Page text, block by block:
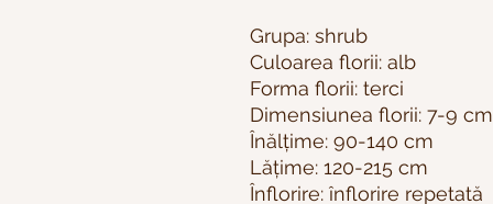
Grupa: shrub
Culoarea florii: alb
Forma florii: terci
Dimensiunea florii: 7-9 cm
Înălțime: 90-140 cm
Lățime: 120-215 cm
Înflorire: înflorire repetată